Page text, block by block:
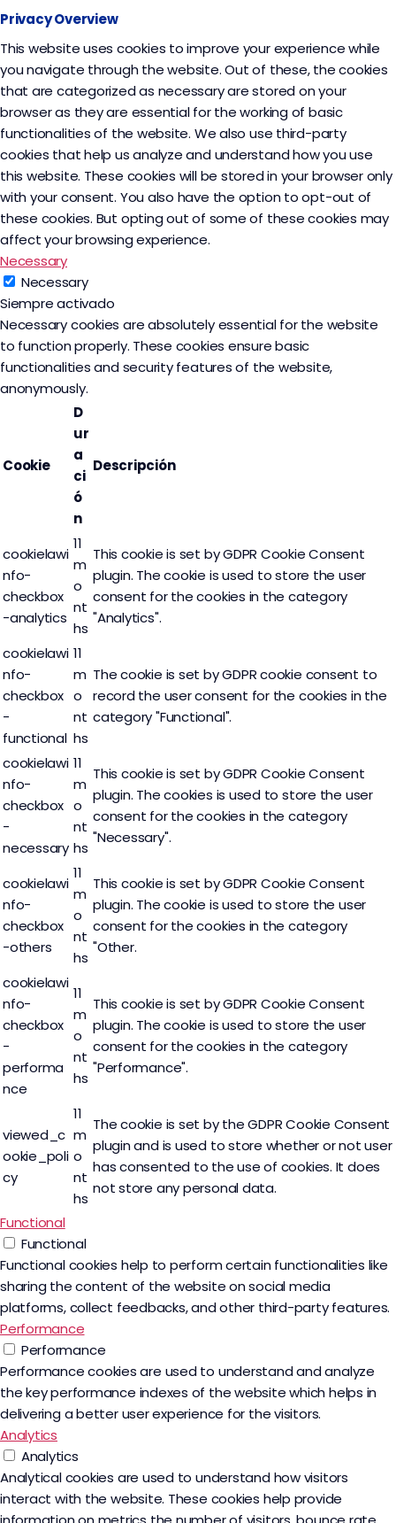
Privacy Overview
This website uses cookies to improve your experience while
you navigate through the website. Out of these, the cookies
that are categorized as necessary are stored on your
browser as they are essential for the working of basic
functionalities of the website. We also use third-party
cookies that help us analyze and understand how you use
this website. These cookies will be stored in your browser only
with your consent. You also have the option to opt-out of
these cookies. But opting out of some of these cookies may
affect your browsing experience.
Necessary
Necessary
Siempre activado
Necessary cookies are absolutely essential for the website
to function properly. These cookies ensure basic
functionalities and security features of the website,
anonymously.
Cookie
D
ur
a
ci
ó
n
Descripción
cookielawi
nfo-
checkbox
-analytics
11
m
o
nt
hs
This cookie is set by GDPR Cookie Consent
plugin. The cookie is used to store the user
consent for the cookies in the category
"Analytics".
cookielawi
nfo-
checkbox
-
functional
11
m
o
nt
hs
The cookie is set by GDPR cookie consent to
record the user consent for the cookies in the
category "Functional".
cookielawi
nfo-
checkbox
-
necessary
11
m
o
nt
hs
This cookie is set by GDPR Cookie Consent
plugin. The cookies is used to store the user
consent for the cookies in the category
"Necessary".
cookielawi
nfo-
checkbox
-others
11
m
o
nt
hs
This cookie is set by GDPR Cookie Consent
plugin. The cookie is used to store the user
consent for the cookies in the category
"Other.
cookielawi
nfo-
checkbox
-
performa
nce
11
m
o
nt
hs
This cookie is set by GDPR Cookie Consent
plugin. The cookie is used to store the user
consent for the cookies in the category
"Performance".
viewed_c
ookie_poli
cy
11
m
o
nt
hs
The cookie is set by the GDPR Cookie Consent
plugin and is used to store whether or not user
has consented to the use of cookies. It does
not store any personal data.
Functional
Functional
Functional cookies help to perform certain functionalities like
sharing the content of the website on social media
platforms, collect feedbacks, and other third-party features.
Performance
Performance
Performance cookies are used to understand and analyze
the key performance indexes of the website which helps in
delivering a better user experience for the visitors.
Analytics
Analytics
Analytical cookies are used to understand how visitors
interact with the website. These cookies help provide